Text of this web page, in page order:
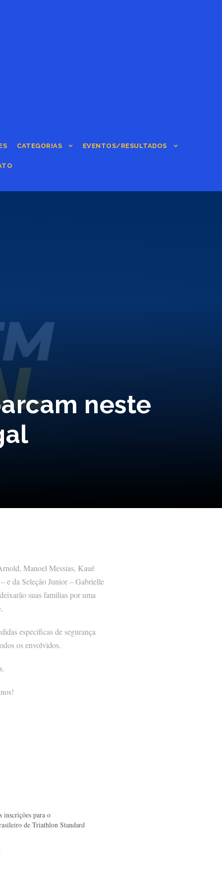
CATEGORIAS EVENTOS/RESULTADOS
neste
Manoel Messias, Kauê
e da Seleção Junior – Gabrielle
suas famílias por uma
específicas de segurança
os envolvidos.
inscrições para o
de Triathlon Standard